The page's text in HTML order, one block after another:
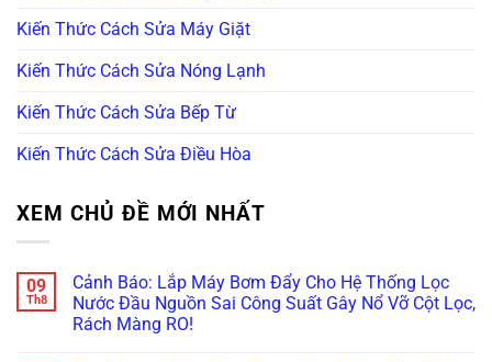
Kiến Thức Cách Sửa Máy Giặt
Kiến Thức Cách Sửa Nóng Lạnh
Kiến Thức Cách Sửa Bếp Từ
Kiến Thức Cách Sửa Điều Hòa
XEM CHỦ ĐỀ MỚI NHẤT
09
Th8
Cảnh Báo: Lắp Máy Bơm Đẩy Cho Hệ Thống Lọc
Nước Đầu Nguồn Sai Công Suất Gây Nổ Vỡ Cột Lọc,
Rách Màng RO!